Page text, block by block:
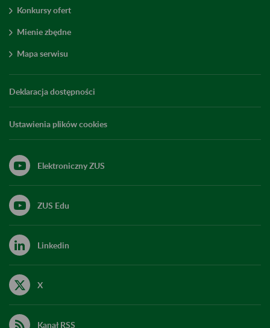
Konkursy ofert
Mienie zbędne
Mapa serwisu
Deklaracja dostępności
Ustawienia plików cookies
Elektroniczny ZUS
ZUS Edu
Linkedin
X
Kanał RSS